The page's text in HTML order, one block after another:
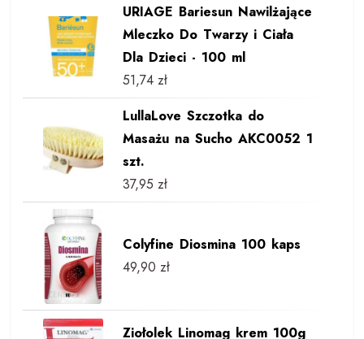
URIAGE Bariesun Nawilżające
Mleczko Do Twarzy i Ciała
Dla Dzieci - 100 ml
51,74 zł
LullaLove Szczotka do
Masażu na Sucho AKC0052 1
szt.
37,95 zł
Colyfine Diosmina 100 kaps
49,90 zł
Ziołolek Linomag krem 100g